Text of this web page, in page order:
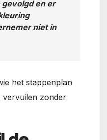
gevolgd en er
niet in
het stappenplan
vervuilen zonder